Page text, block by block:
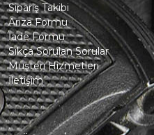
Sipariş Takibi
Arıza Formu
İade Formu
Sıkça Sorulan Sorular
Müşteri Hizmetleri
İletişim